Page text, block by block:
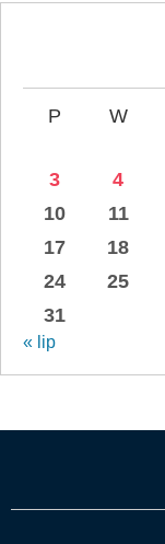
P W
3
4
10
11
17
18
24
25
31
« lip